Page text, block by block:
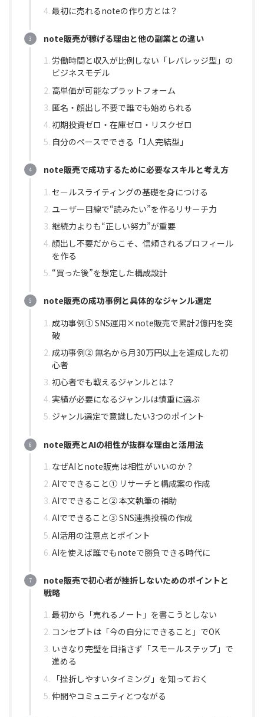
最初に売れるnoteの作り方とは？
note販売が稼げる理由と他の副業との違い
労働時間と収入が比例しない「レバレッジ型」の
ビジネスモデル
高単価が可能なプラットフォーム
匿名・顔出し不要で誰でも始められる
初期投資ゼロ・在庫ゼロ・リスクゼロ
自分のペースでできる「1人完結型」
note販売で成功するために必要なスキルと考え方
セールスライティングの基礎を身につける
ユーザー目線で“読みたい”を作るリサーチ力
継続力よりも“正しい努力”が重要
顔出し不要だからこそ、信頼されるプロフィール
を作る
“買った後”を想定した構成設計
note販売の成功事例と具体的なジャンル選定
成功事例① SNS運用×note販売で累計2億円を突
破
成功事例② 無名から月30万円以上を達成した初
心者
初心者でも戦えるジャンルとは？
実績が必要になるジャンルは慎重に選ぶ
ジャンル選定で意識したい3つのポイント
note販売とAIの相性が抜群な理由と活用法
なぜAIとnote販売は相性がいいのか？
AIでできること① リサーチと構成案の作成
AIでできること② 本文執筆の補助
AIでできること③ SNS連携投稿の作成
AI活用の注意点とポイント
AIを使えば誰でもnoteで勝負できる時代に
note販売で初心者が挫折しないためのポイントと
戦略
最初から「売れるノート」を書こうとしない
コンセプトは「今の自分にできること」でOK
いきなり完璧を目指さず「スモールステップ」で
進める
「挫折しやすいタイミング」を知っておく
仲間やコミュニティとつながる